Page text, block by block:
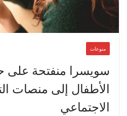
o
d
a
n
g
o
منوعات
سويسرا منفتحة
الأطفال إلى منصات
الاجتماعي